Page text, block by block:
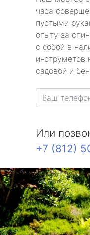
часа
пустыми
опыту за
с собой в
инструметов
садовой и
Или
+7 (812)